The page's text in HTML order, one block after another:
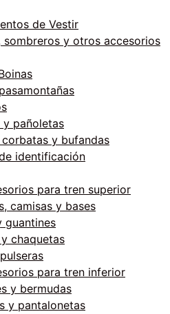
de Vestir
sombreros y otros accesorios
y pañoletas
corbatas y bufandas
identificación
para tren superior
camisas y bases
guantines
chaquetas
para tren inferior
y bermudas
y pantalonetas